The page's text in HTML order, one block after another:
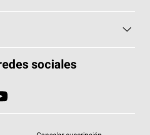
techos
sobre techos
diseño y color
de contratistas de techos
-PINK®
o encuentre un
sociales